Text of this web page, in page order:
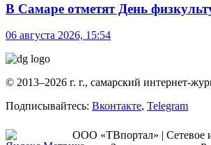
В Самаре отметят День
06 августа 2026, 15:54
© 2013–2026 г. г., самарский интернет-
Подписывайтесь: Вконтакте, Telegram
ООО «ТВпортал» | Сетевое